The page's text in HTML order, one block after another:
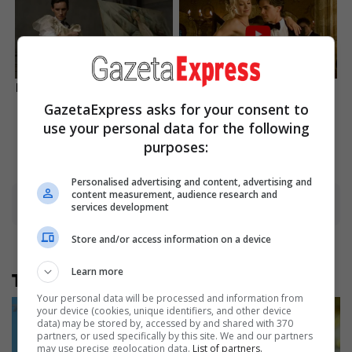
Is The Movie "Danish Girl" A
True Story?
Brainberries
Sensual Dance Scenes We
Saw In Movies
Brainberries
Advertisement
Të tjera nga rubrika
GazetaExpress asks for your consent to
use your personal data for the following
purposes:
Personalised advertising and content, advertising and
content measurement, audience research and
services development
Store and/or access information on a device
Learn more
Your personal data will be processed and information from
your device (cookies, unique identifiers, and other device
data) may be stored by, accessed by and shared with 370
partners, or used specifically by this site. We and our partners
may use precise geolocation data. List of partners.